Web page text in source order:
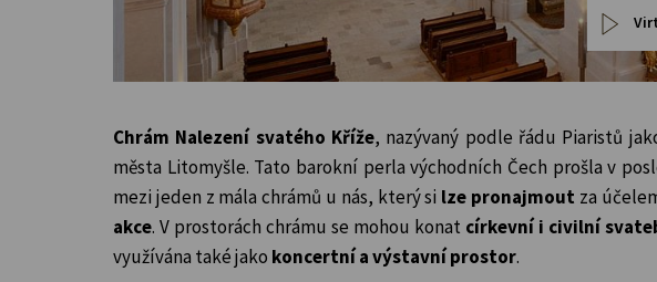
Chrám Nalezení svatého Kříže, nazývaný podle řádu Piaristů
města Litomyšle. Tato barokní perla východních Čech prošla v
mezi jeden z mála chrámů u nás, který si lze pronajmout za
akce. V prostorách chrámu se mohou konat církevní i civilní
využívána také jako koncertní a výstavní prostor.